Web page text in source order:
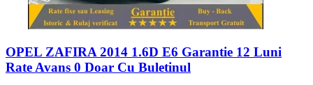
OPEL ZAFIRA 2014 1.6D E6 Garantie 12 Luni
Rate Avans 0 Doar Cu Buletinul